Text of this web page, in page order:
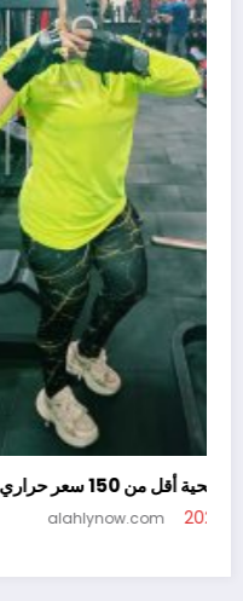
سناكس صحية أقل من 150 سعر حراري مع كوتش هنا سعيد
أغسطس 5, 2026